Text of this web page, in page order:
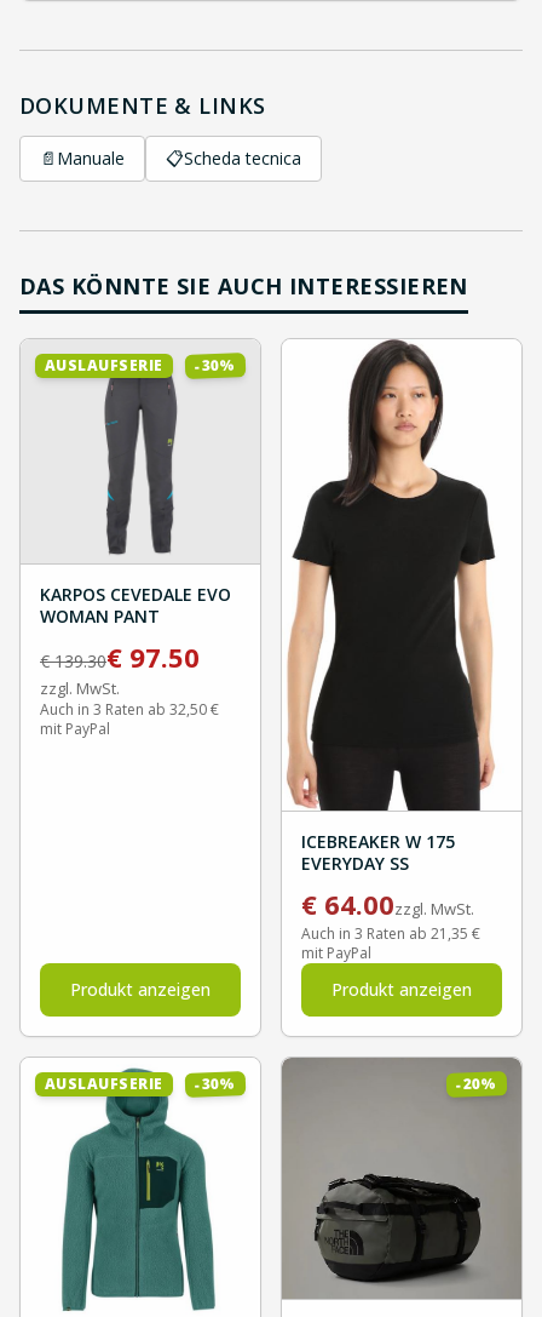
DOKUMENTE & LINKS
📄 Manuale 📋Scheda tecnica
DAS KÖNNTE SIE AUCH INTERESSIEREN
AUSLAUFSERIE -30%
KARPOS CEVEDALE EVO
WOMAN PANT
€139.30€ 97.50
zzgl. MwSt.
Auch in 3 Raten ab 32,50 €
mit PayPal
Produkt anzeigen
ICEBREAKER W 175
EVERYDAY SS
€ 64.00zzgl. MwSt.
Auch in 3 Raten ab 21,35 €
mit PayPal
Produkt anzeigen
AUSLAUFSERIE -30% -20%